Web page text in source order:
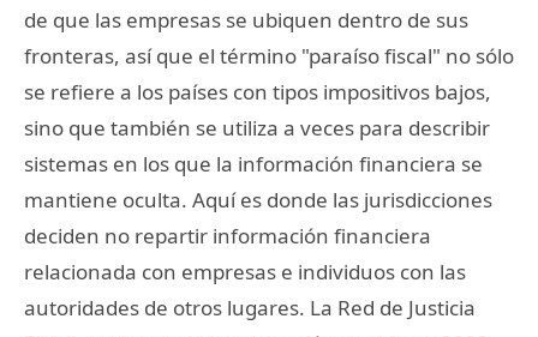
de que las empresas se ubiquen dentro de sus
fronteras, así que el término "paraíso fiscal" no sólo
se refiere a los países con tipos impositivos bajos,
sino que también se utiliza a veces para describir
sistemas en los que la información financiera se
mantiene oculta. Aquí es donde las jurisdicciones
deciden no repartir información financiera
relacionada con empresas e individuos con las
autoridades de otros lugares. La Red de Justicia